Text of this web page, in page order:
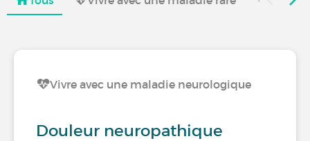
Vivre avec une maladie neurologique
Douleur neuropathique